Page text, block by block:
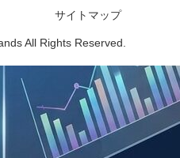
サイトマップ
All Rights Reserved.